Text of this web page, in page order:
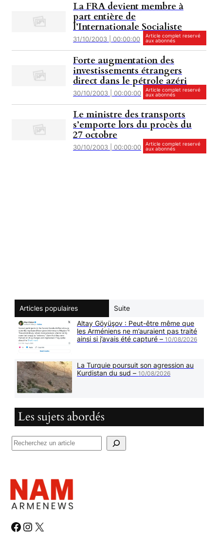
La FRA devient membre à
part entière de
l’Internationale Socialiste
31/10/2003 | 00:00:00
Article complet reservé
aux abonnés
Forte augmentation des
investissements étrangers
direct dans le pétrole azéri
30/10/2003 | 00:00:00
Article complet reservé
aux abonnés
Le ministre des transports
s’emporte lors du procès du
27 octobre
30/10/2003 | 00:00:00
Article complet reservé
aux abonnés
Articles populaires
Suite
Altay Göyüşov : Peut-être même que
les Arméniens ne m’auraient pas traité
ainsi si j’avais été capturé –10/08/2026
La Turquie poursuit son agression au
Kurdistan du sud –10/08/2026
Les sujets abordés
R
h
e
r
h# # #